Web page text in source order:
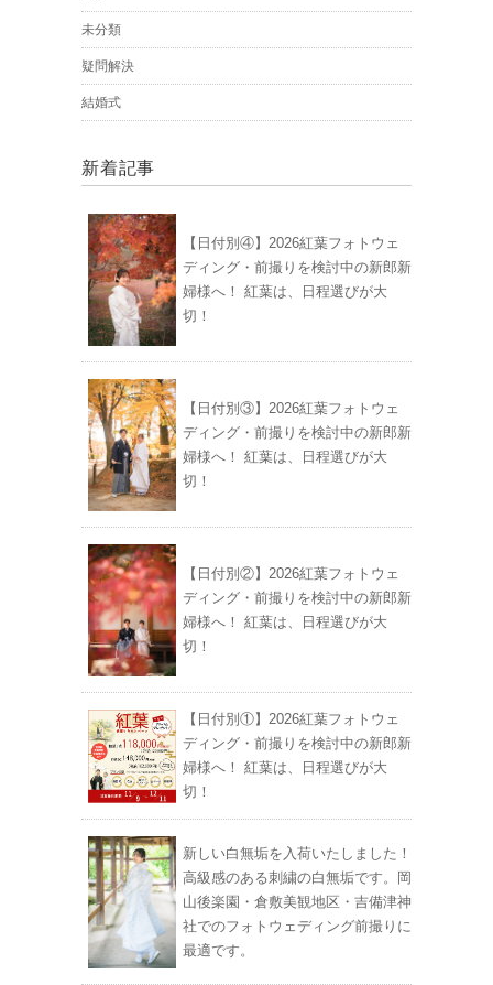
未分類
疑問解決
結婚式
新着記事
【日付別④】2026紅葉フォトウェ
ディング・前撮りを検討中の新郎新
婦様へ！ 紅葉は、日程選びが大
切！
【日付別③】2026紅葉フォトウェ
ディング・前撮りを検討中の新郎新
婦様へ！ 紅葉は、日程選びが大
切！
【日付別②】2026紅葉フォトウェ
ディング・前撮りを検討中の新郎新
婦様へ！ 紅葉は、日程選びが大
切！
【日付別①】2026紅葉フォトウェ
ディング・前撮りを検討中の新郎新
婦様へ！ 紅葉は、日程選びが大
切！
新しい白無垢を入荷いたしました！
高級感のある刺繍の白無垢です。岡
山後楽園・倉敷美観地区・吉備津神
社でのフォトウェディング前撮りに
最適です。